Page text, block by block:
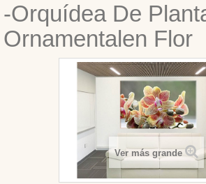
-Orquídea De
Ornamentalen Flor
Ver más grande